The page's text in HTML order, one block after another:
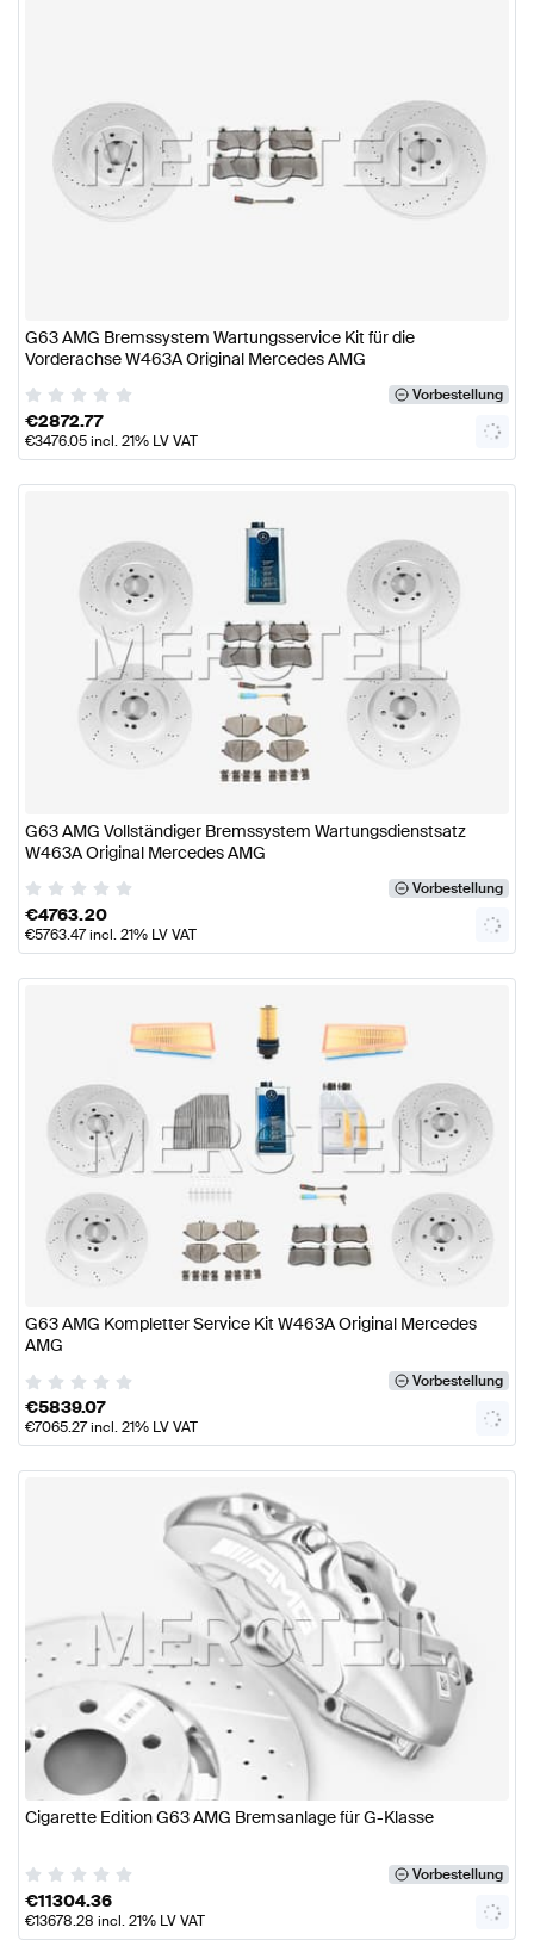
G63 AMG Bremssystem Wartungsservice Kit für die
Vorderachse W463A Original Mercedes AMG
Vorbestellung
€2872.77
€3476.05incl. 21% LV VAT
G63 AMG Vollständiger Bremssystem Wartungsdienstsatz
W463A Original Mercedes AMG
Vorbestellung
€4763.20
€5763.47incl. 21% LV VAT
G63 AMG Kompletter Service Kit W463A Original Mercedes
AMG
Vorbestellung
€5839.07
€7065.27incl. 21% LV VAT
Cigarette Edition G63 AMG Bremsanlage für G-Klasse
Vorbestellung
€11304.36
€13678.28 incl. 21% LV VAT